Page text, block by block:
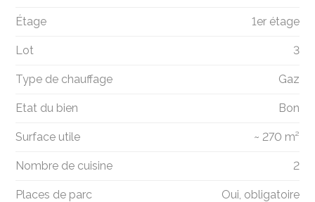
Étage 1er étage
Lot 3
Type de chauffage Gaz
Etat du bien Bon
Surface utile ~ 270 m²
Nombre de cuisine 2
Places de parc Oui, obligatoire